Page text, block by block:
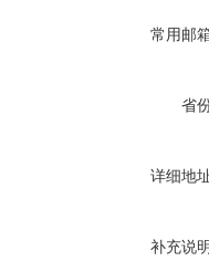
常用邮
省
详细地
补充说